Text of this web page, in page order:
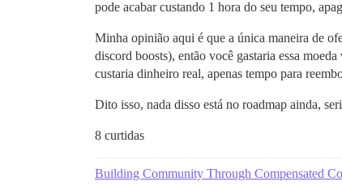
pode acabar custando 1 hora do seu tempo,
Minha opinião aqui é que a única maneira de
discord boosts), então você gastaria essa
custaria dinheiro real, apenas tempo para
Dito isso, nada disso está no roadmap ainda,
8 curtidas
Building Community Through Compensated